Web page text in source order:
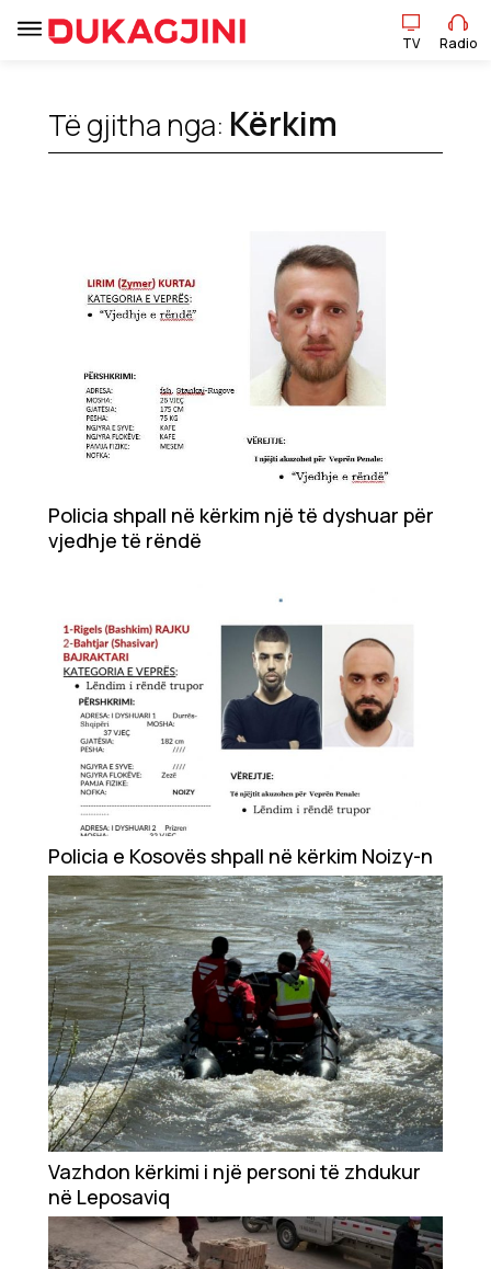
Sport
Art Jete
Kulturë
Ekonomi
Udhëtime
DuVideo
TV Radio
Të gjitha nga: Kërkim
Policia shpall në kërkim një të dyshuar për
vjedhje të rëndë
Policia e Kosovës shpall në kërkim Noizy-n
Vazhdon kërkimi i një personi të zhdukur
në Leposaviq